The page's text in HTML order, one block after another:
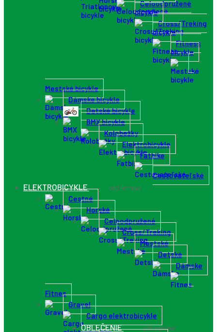
Celoodpružené
bicykle
Cross/Treking
bicykle
Fitness
bicykle
Mestské bicykle
Dámske bicykle
Detské bicykle
BMX bicykle
Kolobežky
Elektrobicykle
Fatbike
Cestovateľské
ELEKTROBICYKLE add remove
Cestné
Horské
Celoodpružené
Cross/Treking
Mestské
Detské
Dámske
Fitnes
Gravel
Cargo elektrobicykle
OBLEČENIE addremove